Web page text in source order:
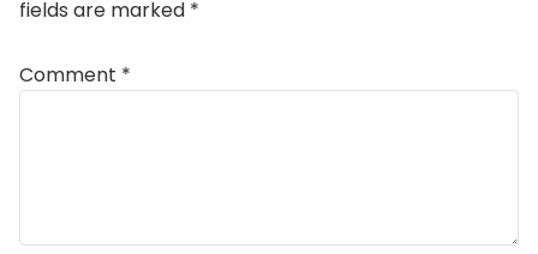
fields are marked *
Comment *